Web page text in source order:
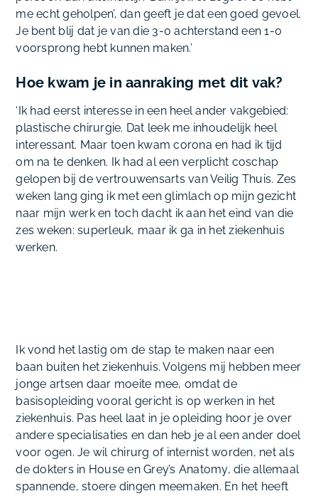
me echt geholpen’, dan geeft je dat een goed gevoel.
Je bent blij dat je van die 3-0 achterstand een 1-0
voorsprong hebt kunnen maken.’
Hoe kwam je in aanraking met dit vak?
‘Ik had eerst interesse in een heel ander vakgebied:
plastische chirurgie. Dat leek me inhoudelijk heel
interessant. Maar toen kwam corona en had ik tijd
om na te denken. Ik had al een verplicht coschap
gelopen bij de vertrouwensarts van Veilig Thuis. Zes
weken lang ging ik met een glimlach op mijn gezicht
naar mijn werk en toch dacht ik aan het eind van die
zes weken: superleuk, maar ik ga in het ziekenhuis
werken.
Ik vond het lastig om de stap te maken naar een
baan buiten het ziekenhuis. Volgens mij hebben meer
jonge artsen daar moeite mee, omdat de
basisopleiding vooral gericht is op werken in het
ziekenhuis. Pas heel laat in je opleiding hoor je over
andere specialisaties en dan heb je al een ander doel
voor ogen. Je wil chirurg of internist worden, net als
de dokters in House en Grey’s Anatomy, die allemaal
spannende, stoere dingen meemaken. En het heeft